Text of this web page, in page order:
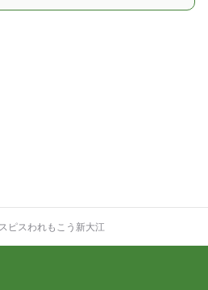
ピスわれもこう新大江